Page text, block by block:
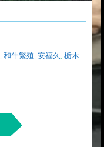
和牛繁殖 安福久
栃木